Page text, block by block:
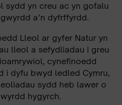
sydd yn creu ac yn gofalu
a’n dyfrffyrdd.
Lleol ar gyfer Natur yn
lleol a sefydliadau i greu
cynefinoedd
i dyfu bwyd ledled Cymru,
sydd heb lawer o
hygyrch.